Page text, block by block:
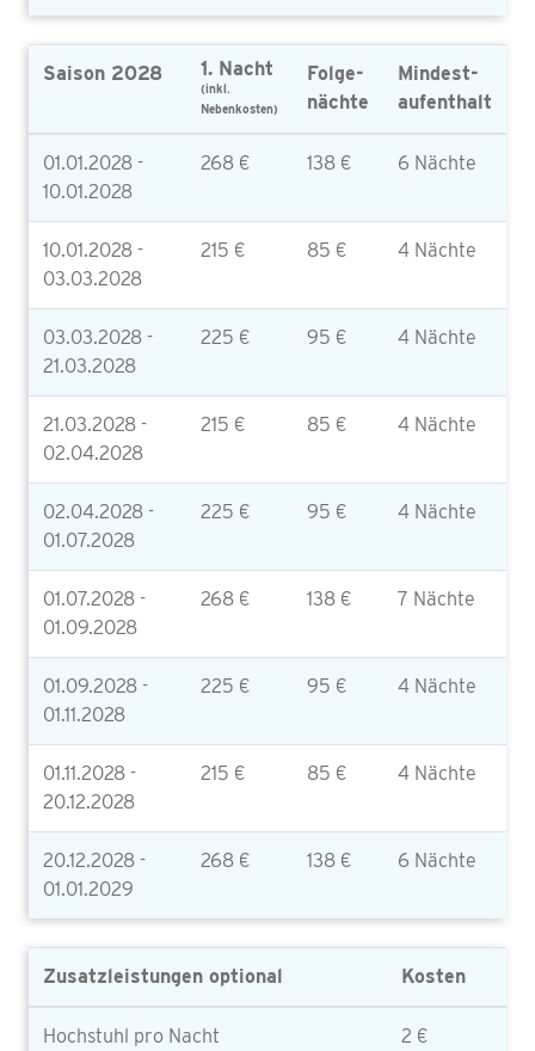
Saison 2028 1. Nacht
(inkl.
Nebenkosten)
Folge-
nächte
Mindest-
aufenthalt
01.01.2028 -
10.01.2028
268 € 138 € 6 Nächte
10.01.2028 -
03.03.2028
215 € 85 € 4 Nächte
03.03.2028 -
21.03.2028
225 € 95 € 4 Nächte
21.03.2028 -
02.04.2028
215 € 85 € 4 Nächte
02.04.2028 -
01.07.2028
225 € 95 € 4 Nächte
01.07.2028 -
01.09.2028
268 € 138 € 7 Nächte
01.09.2028 -
01.11.2028
225 € 95 € 4 Nächte
01.11.2028 -
20.12.2028
215 € 85 € 4 Nächte
20.12.2028 -
01.01.2029
268 € 138 € 6 Nächte
Zusatzleistungen optional Kosten
Hochstuhl pro Nacht 2 €